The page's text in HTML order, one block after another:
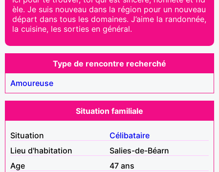
èle. Je suis nouveau dans la région pour un nouveau
départ dans tous les domaines. J’aime la randonnée,
la cuisine, les sorties en général.
Type de rencontre recherché
Amoureuse
Situation familiale
Situation
Célibataire
Lieu d'habitation
Salies-de-Béarn
Age
47 ans